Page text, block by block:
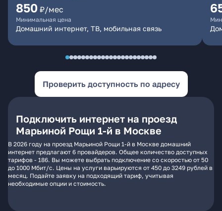
850 ₽/мес
Минимальная цена
Домашний интернет, ТВ, мобильная связь
Проверить доступность по адресу
Подключить интернет на проезд
Марьиной Рощи 1-й в Москве
В 2026 году на проезд Марьиной Рощи 1-й в Москве домашний
интернет предлагают 6 провайдеров. Общее количество доступных
тарифов - 186. Вы можете выбрать подключение со скоростью от 50
до 1000 Мбит/с. Цены на услуги варьируются от 450 до 3249 рублей в
месяц. Подайте заявку на подходящий тариф, учитывая
необходимые опции и стоимость.